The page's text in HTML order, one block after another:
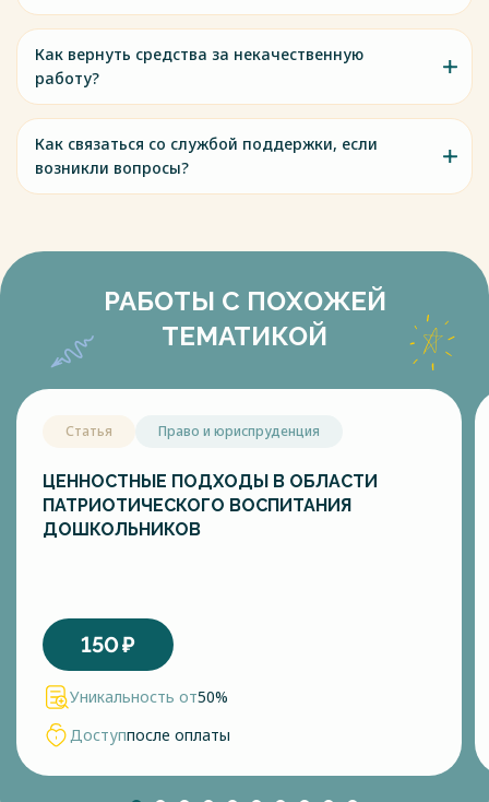
Как вернуть средства за некачественную
работу?
Как связаться со службой поддержки, если
возникли вопросы?
РАБОТЫ С ПОХОЖЕЙ
ТЕМАТИКОЙ
Статья Право и юриспруденция
ЦЕННОСТНЫЕ ПОДХОДЫ В ОБЛАСТИ
ПАТРИОТИЧЕСКОГО ВОСПИТАНИЯ
ДОШКОЛЬНИКОВ
150₽
Уникальность от50%
Доступпосле оплаты